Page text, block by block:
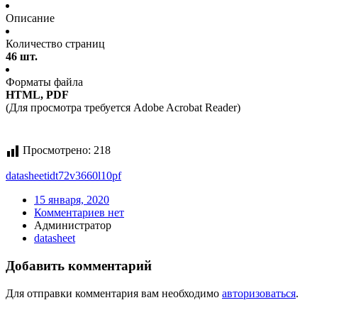
Описание
Количество страниц
46 шт.
Форматы файла
HTML, PDF
(Для просмотра требуется Adobe Acrobat Reader)
Просмотрено: 218
datasheetidt72v3660l10pf
15 января, 2020
Комментариев нет
Администратор
datasheet
Добавить комментарий
Для отправки комментария вам необходимо авторизоваться.